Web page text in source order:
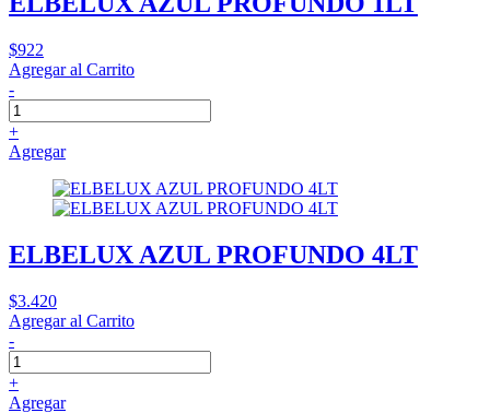
$922
Agregar al Carrito
-
+
Agregar
ELBELUX AZUL PROFUNDO 4LT
$3.420
Agregar al Carrito
-
+
Agregar